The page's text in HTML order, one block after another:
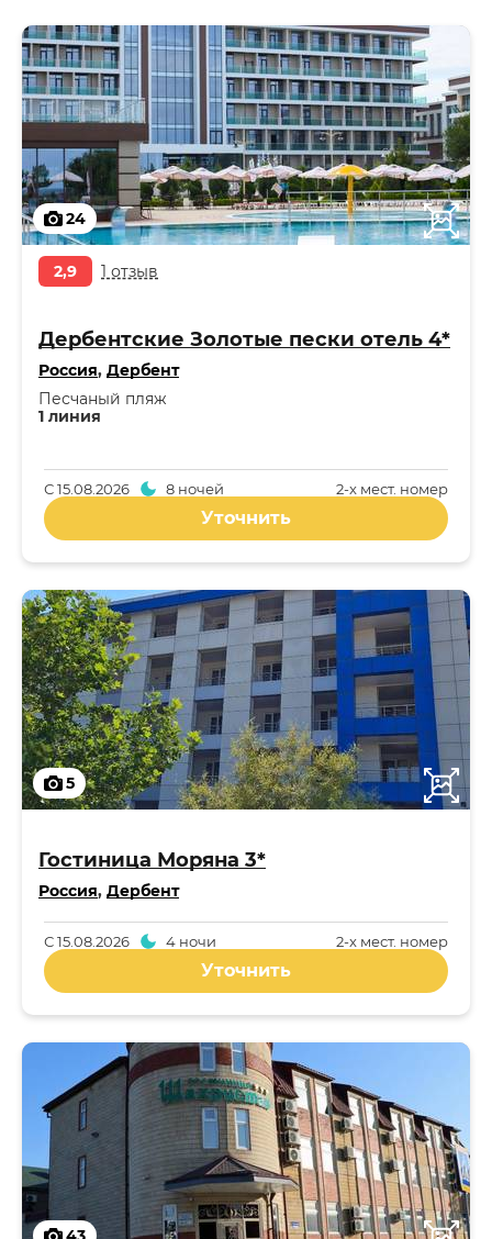
24
2,9 1 отзыв
Дербентские Золотые пески отель 4*
Россия, Дербент
1 линия
Песчаный пляж
2-x мест. номер
С15.08.2026 8 ночей
Уточнить
5
Гостиница Моряна 3*
Россия, Дербент
2-x мест. номер
С15.08.2026 4 ночи
Уточнить